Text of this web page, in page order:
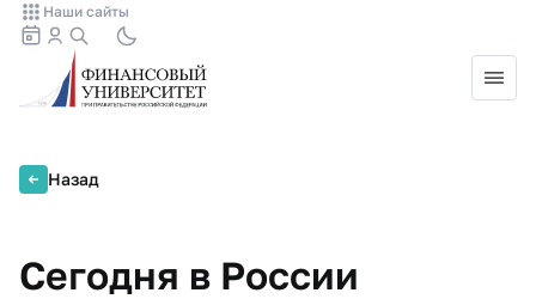
Наши сайты
Назад
Сегодня в России